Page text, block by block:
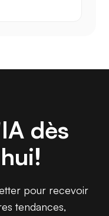
dès
pour recevoir
tendances,